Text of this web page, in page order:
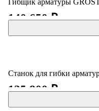
140 650 ₽
Станок для гибки
135 800 ₽